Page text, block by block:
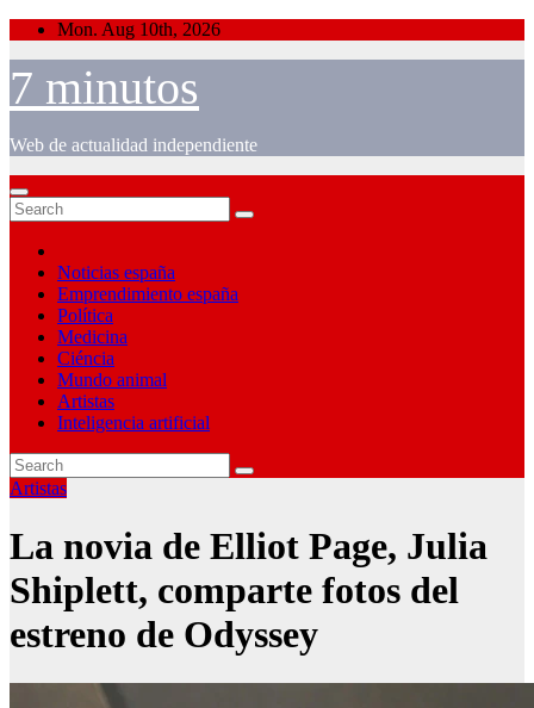
Skip
content
Mon. Aug 10th, 2026
7 minutos
Web de actualidad independiente
Noticias españa
Emprendimiento españa
Política
Medicina
Ciéncia
Mundo animal
Artistas
Inteligencia artificial
Artistas
La novia de Elliot Page, Julia
Shiplett, comparte fotos del
estreno de Odyssey